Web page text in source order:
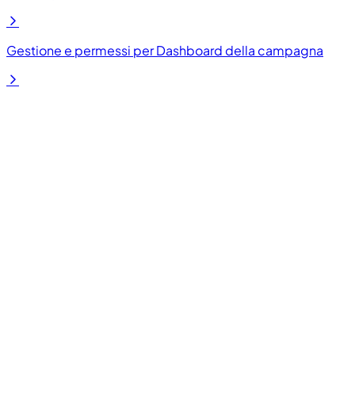
Gestione e permessi per Dashboard della campagna